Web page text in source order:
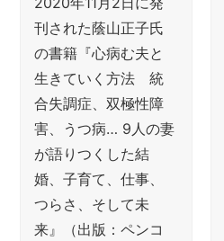
刊された蔭山正子氏
の書籍『心病む夫と
生きていく方法 統
合失調症、双極性障
害、うつ病… 9人の妻
が語りつくした結
婚、子育て、仕事、
つらさ、そして未
来』（出版：ペンコ